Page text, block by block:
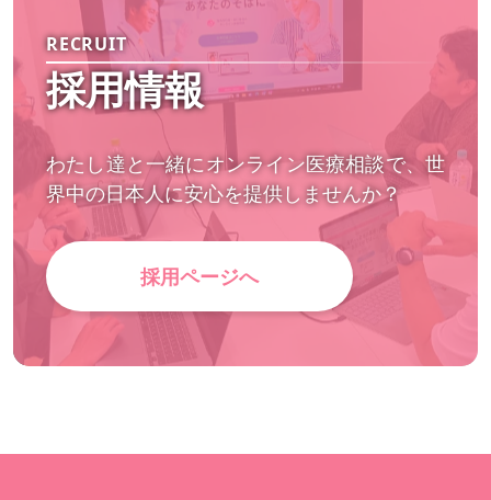
RECRUIT
採用情報
わたし達と一緒にオンライン医療相談で、世
界中の日本人に安心を提供しませんか？
採用ページへ